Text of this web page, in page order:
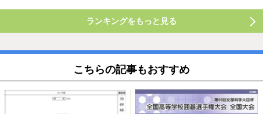
ランキングをもっと見る
こちらの記事もおすすめ